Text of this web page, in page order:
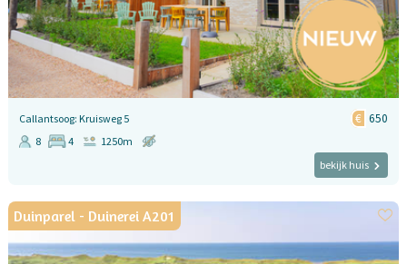
Callantsoog: Kruisweg 5 650
8 4
1250m
bekijk huis
Duinparel - Duinerei A201